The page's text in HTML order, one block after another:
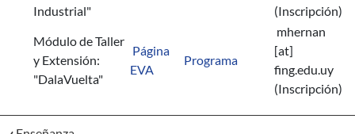
Industrial"
(Inscripción)
Módulo de Taller
y Extensión:
"DalaVuelta"
Página
EVA
Programa
mhernan
[at]
fing.edu.uy
(Inscripción)